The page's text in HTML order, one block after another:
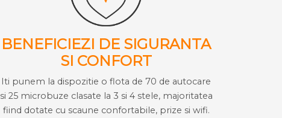
BENEFICIEZI DE SIGURANTA
SI CONFORT
Iti punem la dispozitie o flota de 70 de autocare
si 25 microbuze clasate la 3 si 4 stele, majoritatea
fiind dotate cu scaune confortabile, prize si wifi.